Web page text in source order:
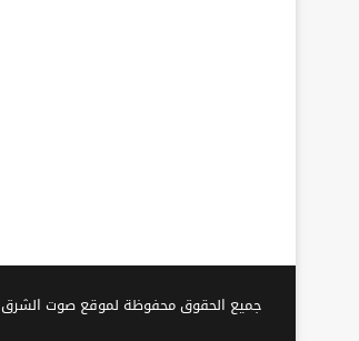
جميع الحقوق محفوظة لموقع صوت الشرق